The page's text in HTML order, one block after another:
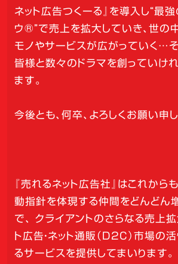
ネット広告つくーる』を導入し“最
ウ®”で売上を拡大していき、世の
モノやサービスが広がっていく…
皆様と数々のドラマを創っていけ
ます。
今後とも、何卒、よろしくお願い申
『売れるネット広告社』はこれから
動指針を体現する仲間をどんどん
で、 クライアントのさらなる売上
ト広告・ネット通販（D2C）市場の
るサービスを提供してまいります。